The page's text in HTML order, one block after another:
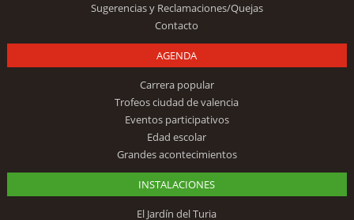
Sugerencias y Reclamaciones/Quejas
Contacto
AGENDA
Carrera popular
Trofeos ciudad de valencia
Eventos participativos
Edad escolar
Grandes acontecimientos
INSTALACIONES
El Jardín del Turia